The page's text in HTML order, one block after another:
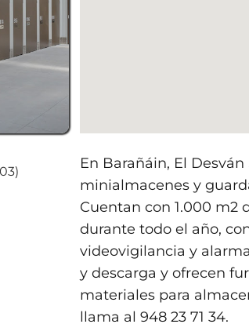
En Barañáin, El
minialmacenes y
Cuentan con 1.000 m2
durante todo el año,
videovigilancia y
y descarga y ofrecen
materiales para
llama al 948 23 71 34.